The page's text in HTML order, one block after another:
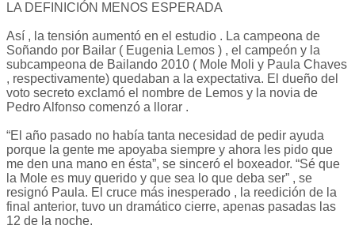
LA DEFINICIÓN MENOS ESPERADA
Así , la tensión aumentó en el estudio . La campeona de
Soñando por Bailar ( Eugenia Lemos ) , el campeón y la
subcampeona de Bailando 2010 ( Mole Moli y Paula Chaves
, respectivamente) quedaban a la expectativa. El dueño del
voto secreto exclamó el nombre de Lemos y la novia de
Pedro Alfonso comenzó a llorar .
“El año pasado no había tanta necesidad de pedir ayuda
porque la gente me apoyaba siempre y ahora les pido que
me den una mano en ésta”, se sinceró el boxeador. “Sé que
la Mole es muy querido y que sea lo que deba ser” , se
resignó Paula. El cruce más inesperado , la reedición de la
final anterior, tuvo un dramático cierre, apenas pasadas las
12 de la noche.